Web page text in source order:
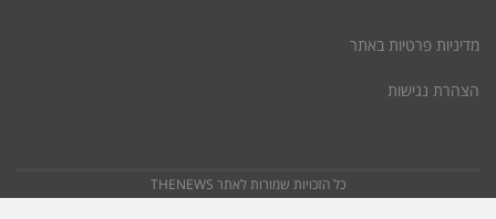
מדיניות פרטיות באתר
הצהרת נגישות
כל הזכויות שמורות לאתר THENEWS